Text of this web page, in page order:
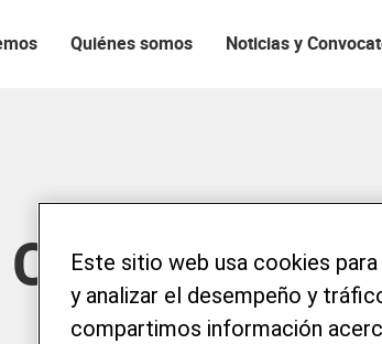
Quiénes somos Noticias y
Este sitio web usa cookies
y analizar el desempeño y
compartimos información